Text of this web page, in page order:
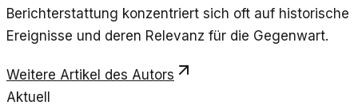
Berichterstattung konzentriert sich oft auf historische
Ereignisse und deren Relevanz für die Gegenwart.
Weitere Artikel des Autors
Aktuell